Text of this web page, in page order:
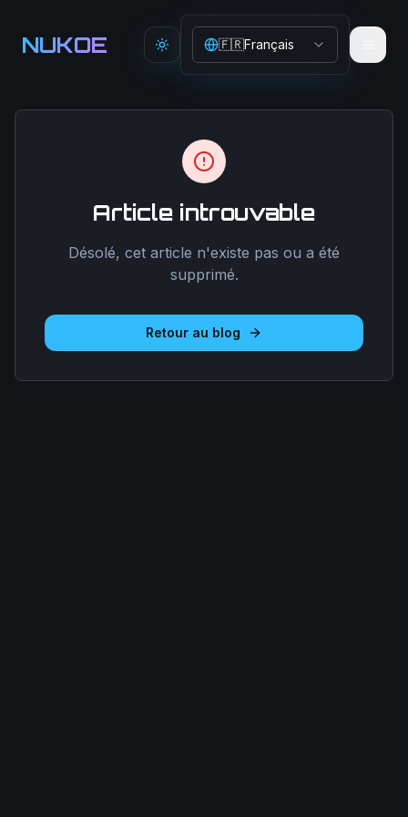
NUKOE Toggle theme
🇫🇷Français
Article introuvable
Désolé, cet article n'existe pas ou a été
supprimé.
Retour au blog